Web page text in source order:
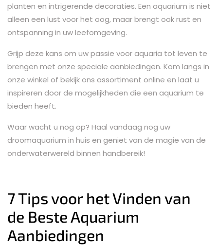
planten en intrigerende decoraties. Een aquarium is niet
alleen een lust voor het oog, maar brengt ook rust en
ontspanning in uw leefomgeving.
Grijp deze kans om uw passie voor aquaria tot leven te
brengen met onze speciale aanbiedingen. Kom langs in
onze winkel of bekijk ons assortiment online en laat u
inspireren door de mogelijkheden die een aquarium te
bieden heeft.
Waar wacht u nog op? Haal vandaag nog uw
droomaquarium in huis en geniet van de magie van de
onderwaterwereld binnen handbereik!
7 Tips voor het Vinden van
de Beste Aquarium
Aanbiedingen